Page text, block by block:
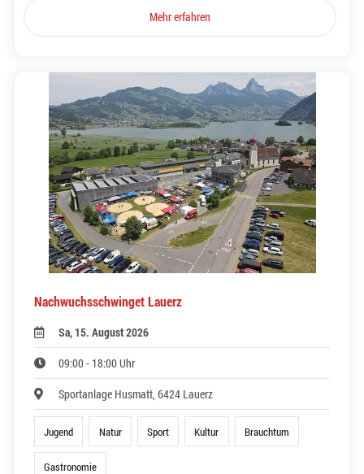
Mehr erfahren
Nachwuchsschwinget Lauerz
Sa, 15. August 2026
09:00 - 18:00 Uhr
Sportanlage Husmatt, 6424 Lauerz
Jugend Natur Sport Kultur Brauchtum
Gastronomie